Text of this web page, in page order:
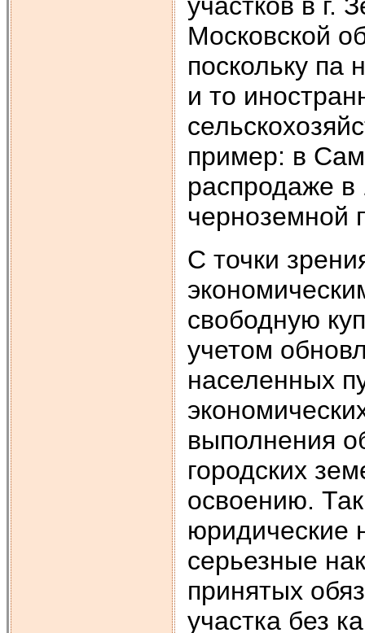
Московской
поскольку па
и то
пример: в
распродаже в
черноземной
С точки
свободную
учетом
населенных
выполнения
городских
освое­нию.
юридические
серьезные
принятых
участка без